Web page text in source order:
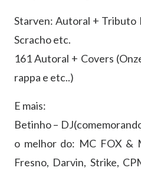
Starven: Autoral + Tributo
Scracho etc.
161 Autoral + Covers
rappa e etc..)
E mais:
Betinho –
o melhor do: MC FOX &
Fresno, Darvin, Strike,